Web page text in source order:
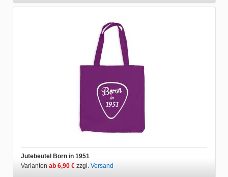
Jutebeutel Born in 1951
Varianten ab 6,90 € zzgl. Versand